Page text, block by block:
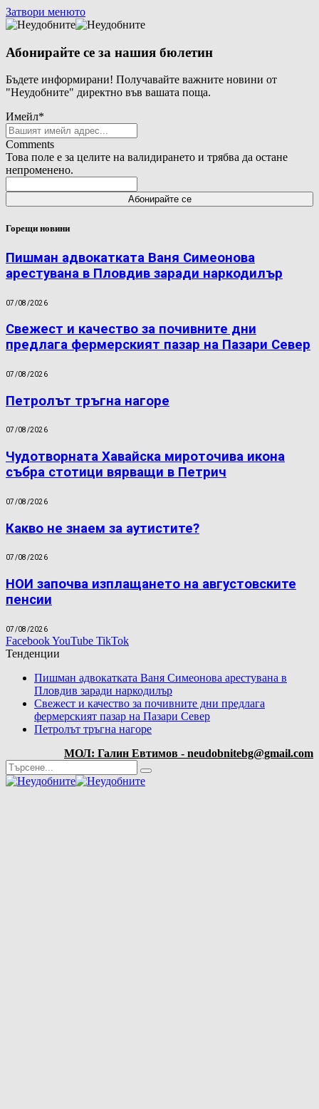
Затвори менюто
Абонирайте се за нашия бюлетин
Бъдете информирани! Получавайте важните новини от
"Неудобните" директно във вашата поща.
Имейл*
Comments
Това поле е за целите на валидирането и трябва да остане
непроменено.
Горещи новини
Пишман адвокатката Ваня Симеонова
арестувана в Пловдив заради наркодилър
07/08/2026
Свежест и качество за почивните дни
предлага фермерският пазар на Пазари Север
07/08/2026
Петролът тръгна нагоре
07/08/2026
Чудотворната Хавайска мироточива икона
събра стотици вярващи в Петрич
07/08/2026
Какво не знаем за аутистите?
07/08/2026
НОИ започва изплащането на августовските
пенсии
07/08/2026
FacebookYouTube TikTok
Тенденции
Пишман адвокатката Ваня Симеонова арестувана в
Пловдив заради наркодилър
Свежест и качество за почивните дни предлага
фермерският пазар на Пазари Север
Петролът тръгна нагоре
МОЛ: Галин Евтимов - neudobnitebg@gmail.com